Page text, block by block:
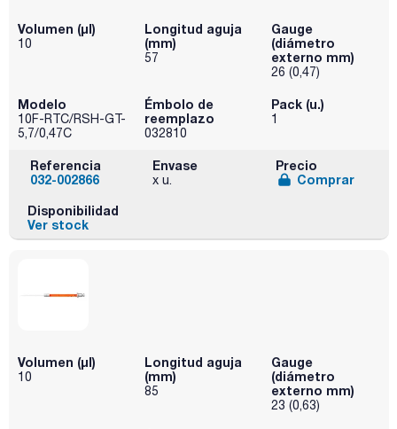
Volumen (µl)
10
Longitud aguja
(mm)
57
Gauge
(diámetro
externo mm)
26 (0,47)
Modelo
10F-RTC/RSH-GT-
5,7/0,47C
Émbolo de
reemplazo
032810
Pack (u.)
1
Referencia
032-002866
Envase
x u.
Precio
Comprar
Disponibilidad
Ver stock
Volumen (µl)
10
Longitud aguja
(mm)
85
Gauge
(diámetro
externo mm)
23 (0,63)